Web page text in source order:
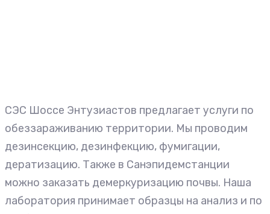
СЭС Шоссе Энтузиастов предлагает услуги по
обеззараживанию территории. Мы проводим
дезинсекцию, дезинфекцию, фумигации,
дератизацию. Также в Санэпидемстанции
можно заказать демеркуризацию почвы. Наша
лаборатория принимает образцы на анализ и по